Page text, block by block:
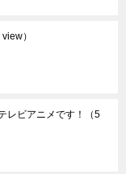
view）
レビアニメです！
（5